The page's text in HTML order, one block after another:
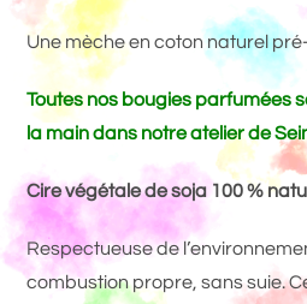
Une mèche en coton naturel
Toutes nos bougies parfumées
la main dans notre atelier de
Cire végétale de soja 100 %
Respectueuse de
combustion propre, sans suie.